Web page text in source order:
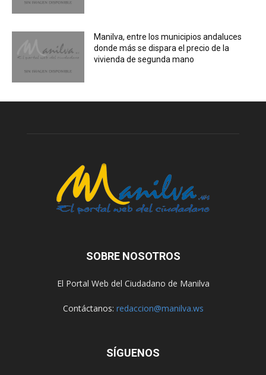
Manilva, entre los municipios andaluces
donde más se dispara el precio de la
vivienda de segunda mano
SOBRE NOSOTROS
El Portal Web del Ciudadano de Manilva
Contáctanos: redaccion@manilva.ws
SÍGUENOS